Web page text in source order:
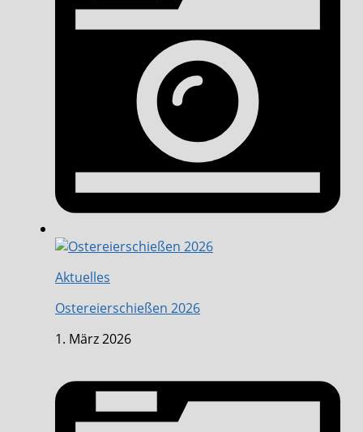
Aktuelles
Ostereierschießen 2026
1. März 2026